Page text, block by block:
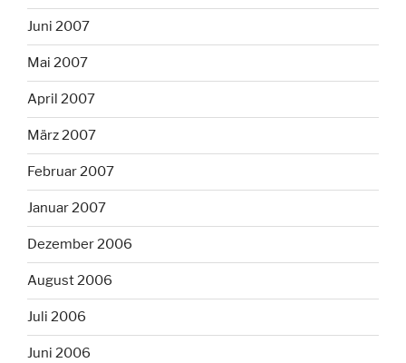
Juni 2007
Mai 2007
April 2007
März 2007
Februar 2007
Januar 2007
Dezember 2006
August 2006
Juli 2006
Juni 2006